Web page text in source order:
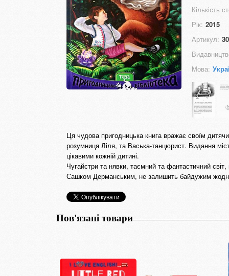
Кількість
Рік: 2015
Артикул:
Мова:
Ця чудова пригодницька книга вражає своїм
розумниця Ліля, та Васька-танцюрист. Видання
цікавими кожній дитині.
Чугайстри та нявки, таємний та фантастичний
Сашком Дерманським, не залишить байдужим
Пов'язані товари